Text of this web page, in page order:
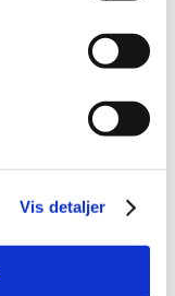
Vis detaljer